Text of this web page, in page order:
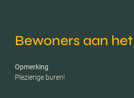
Bewoners aan
Opmerking
Plezierige buren!